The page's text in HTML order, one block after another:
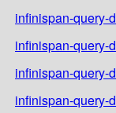
infinispan-query-
infinispan-query-
infinispan-query-
infinispan-query-